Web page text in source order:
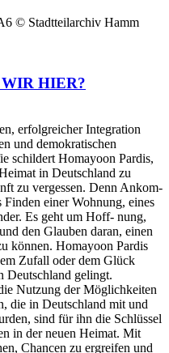
© Stadtteilarchiv Hamm
HIER?
erfolgreicher Integration
und demokratischen
schildert Homayoon Pardis,
in Deutschland zu
zu vergessen. Denn Ankom-
Finden einer Wohnung, eines
Es geht um Hoff- nung,
den Glauben daran, einen
können. Homayoon Pardis
Zufall oder dem Glück
Deutschland gelingt.
Nutzung der Möglichkeiten
die in Deutschland mit und
sind für ihn die Schlüssel
in der neuen Heimat. Mit
Chancen zu ergreifen und